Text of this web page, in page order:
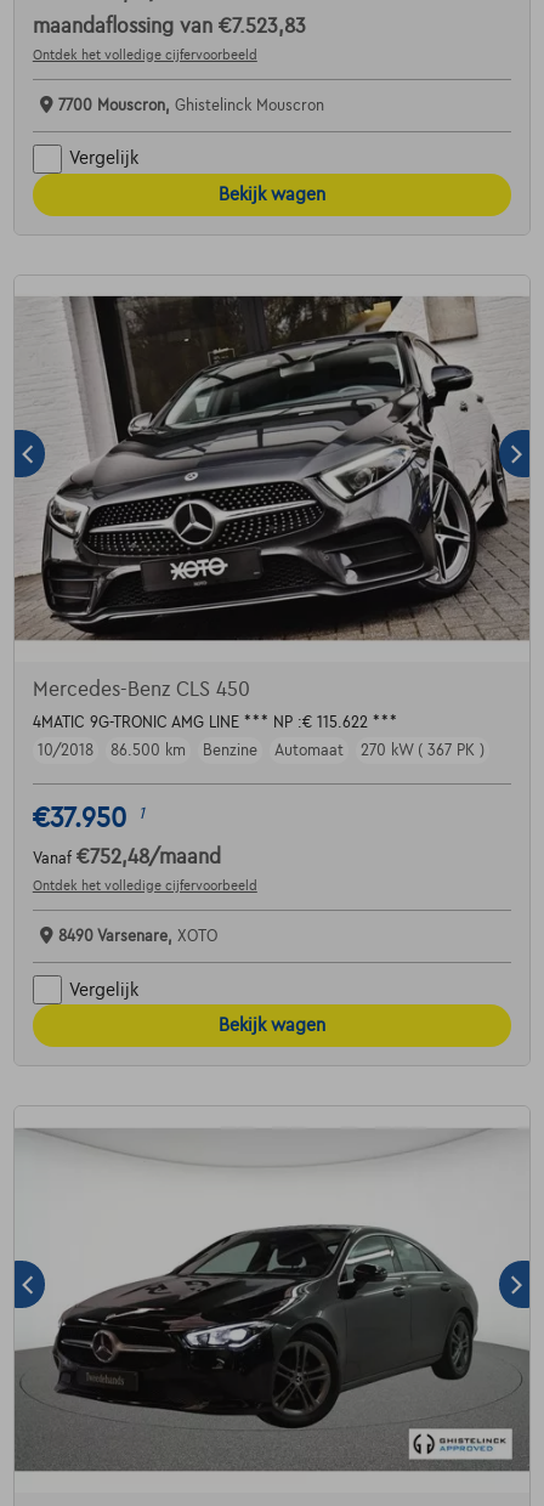
maandaflossing van €7.523,83
Ontdek het volledige cijfervoorbeeld
7700 Mouscron, Ghistelinck Mouscron
Vergelijk
Bekijk wagen
Mercedes-Benz CLS 450
4MATIC 9G-TRONIC AMG LINE *** NP :€ 115.622 ***
10/2018
86.500 km Benzine Automaat 270 kW ( 367 PK )
€37.950 1
Vanaf €752,48/maand
Ontdek het volledige cijfervoorbeeld
8490 Varsenare, XOTO
Vergelijk
Bekijk wagen